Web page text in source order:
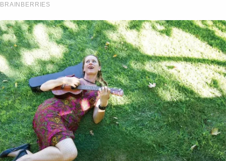
BRAINBERRIES